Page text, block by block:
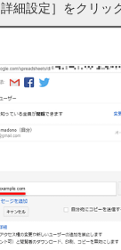
細設定］をクリッ